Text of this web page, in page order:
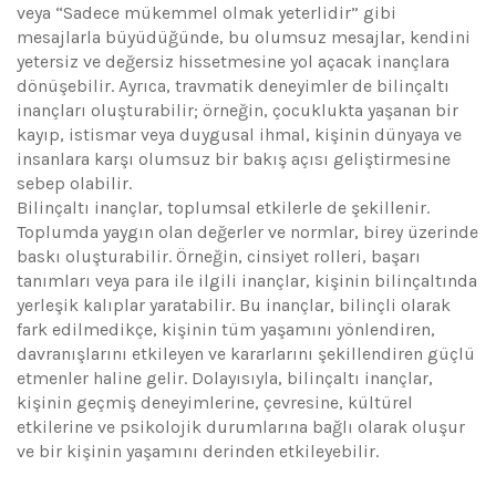
veya “Sadece mükemmel olmak yeterlidir” gibi
mesajlarla büyüdüğünde, bu olumsuz mesajlar, kendini
yetersiz ve değersiz hissetmesine yol açacak inançlara
dönüşebilir. Ayrıca, travmatik deneyimler de bilinçaltı
inançları oluşturabilir; örneğin, çocuklukta yaşanan bir
kayıp, istismar veya duygusal ihmal, kişinin dünyaya ve
insanlara karşı olumsuz bir bakış açısı geliştirmesine
sebep olabilir.
Bilinçaltı inançlar, toplumsal etkilerle de şekillenir.
Toplumda yaygın olan değerler ve normlar, birey üzerinde
baskı oluşturabilir. Örneğin, cinsiyet rolleri, başarı
tanımları veya para ile ilgili inançlar, kişinin bilinçaltında
yerleşik kalıplar yaratabilir. Bu inançlar, bilinçli olarak
fark edilmedikçe, kişinin tüm yaşamını yönlendiren,
davranışlarını etkileyen ve kararlarını şekillendiren güçlü
etmenler haline gelir. Dolayısıyla, bilinçaltı inançlar,
kişinin geçmiş deneyimlerine, çevresine, kültürel
etkilerine ve psikolojik durumlarına bağlı olarak oluşur
ve bir kişinin yaşamını derinden etkileyebilir.